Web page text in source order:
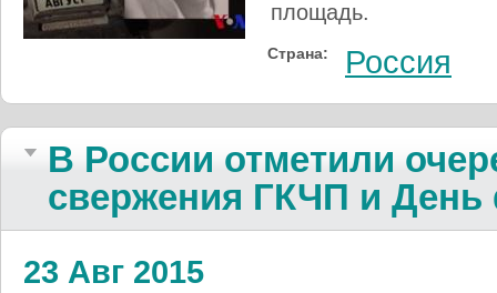
площадь.
Страна: Россия
В России отметили
свержения ГКЧП и День
23 Авг 2015